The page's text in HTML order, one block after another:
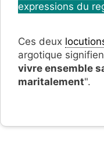
expressions du
Ces deux
argotique
vivre ensemble
maritalement".